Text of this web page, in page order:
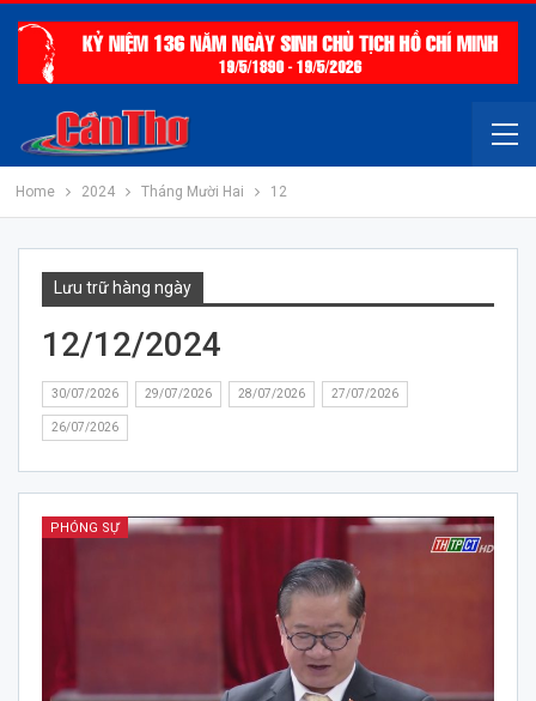
Home 2024 Tháng Mười Hai 12
Lưu trữ hàng ngày
12/12/2024
30/07/2026 29/07/2026 28/07/2026 27/07/2026
26/07/2026
PHÓNG SỰ